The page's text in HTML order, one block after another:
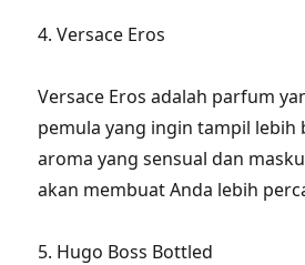
4. Versace Eros
Versace Eros adalah parfum
pemula yang ingin tampil lebih
aroma yang sensual dan
akan membuat Anda lebih
5. Hugo Boss Bottled